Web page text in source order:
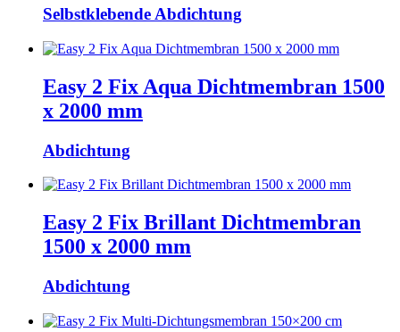
Selbstklebende Abdichtung
Easy 2 Fix Aqua Dichtmembran 1500
x 2000 mm
Abdichtung
Easy 2 Fix Brillant Dichtmembran
1500 x 2000 mm
Abdichtung